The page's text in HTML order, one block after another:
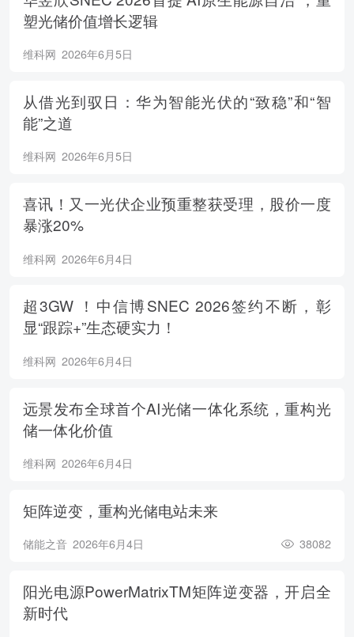
塑光储价值增长逻辑
维科网 2026年6月5日
从借光到驭日：华为智能光伏的“致稳”和“智
能”之道
维科网 2026年6月5日
喜讯！又一光伏企业预重整获受理，股价一度
暴涨20%
维科网 2026年6月4日
超3GW ！中信博SNEC 2026签约不断，彰
显“跟踪+”生态硬实力！
维科网 2026年6月4日
远景发布全球首个AI光储一体化系统，重构光
储一体化价值
维科网 2026年6月4日
矩阵逆变，重构光储电站未来
储能之音 2026年6月4日 38082
阳光电源PowerMatrixTM矩阵逆变器，开启全
新时代